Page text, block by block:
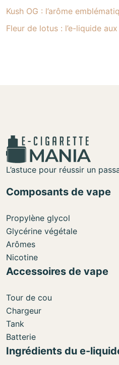
Kush OG : l’arôme
Fleur de lotus : l’e-liquide
L’astuce pour réussir un
Composants de vape
Propylène glycol
Glycérine végétale
Arômes
Nicotine
Accessoires de vape
Tour de cou
Chargeur
Tank
Batterie
Ingrédients du e-